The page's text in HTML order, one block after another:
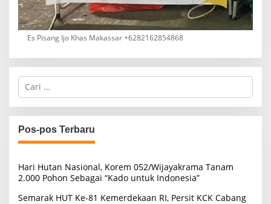
Es Pisang Ijo Khas Makassar +6282162854868
C
i
u
n
t
k
:
Pos-pos Terbaru
Hari Hutan Nasional, Korem 052/Wijayakrama Tanam
2.000 Pohon Sebagai “Kado untuk Indonesia”
Semarak HUT Ke-81 Kemerdekaan RI, Persit KCK Cabang